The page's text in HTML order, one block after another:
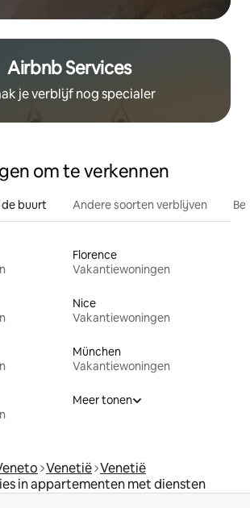
Airbnb Services
je verblijf nog specialer
om te verkennen
de buurt Andere soorten verblijven
Florence
Vakantiewoningen
Nice
Vakantiewoningen
München
Vakantiewoningen
Meer tonen
Venetië Venetië
in appartementen met diensten